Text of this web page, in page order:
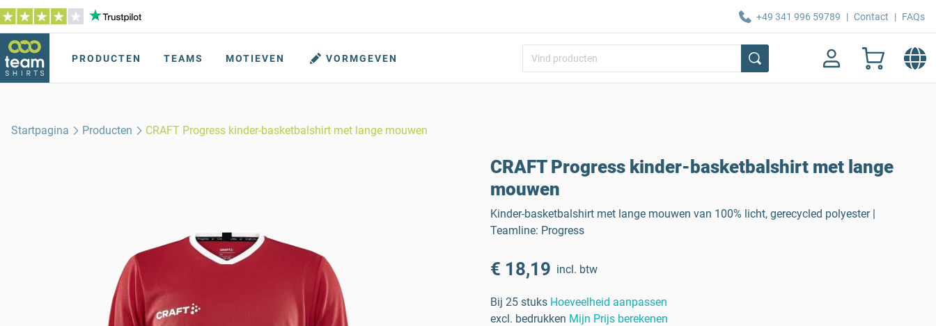
+49 341 996 59789 | Contact | FAQs
PRODUCTEN TEAMS MOTIEVEN VORMGEVEN
Startpagina Producten CRAFT Progress kinder-basketbalshirt met lange mouwen
CRAFT Progress kinder-basketbalshirt met lange
mouwen
Kinder-basketbalshirt met lange mouwen van 100% licht, gerecycled polyester |
Teamline: Progress
€ 18,19 incl. btw
Bij 25 stuks Hoeveelheid aanpassen
excl. bedrukken Mijn Prijs berekenen